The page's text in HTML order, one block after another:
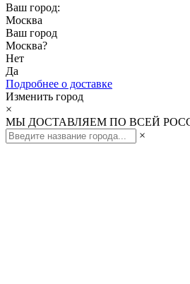
Ваш город:
Москва
Ваш город
Москва?
Нет
Да
Подробнее о доставке
Изменить город
×
МЫ ДОСТАВЛЯЕМ ПО ВСЕЙ
×